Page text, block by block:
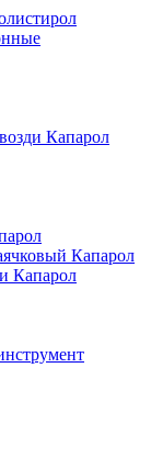
Капарол
Капарол
Капарол